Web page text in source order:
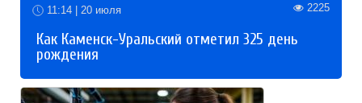
11:14 | 20 июля 2225
Как Каменск-Уральский отметил 325 день
рождения